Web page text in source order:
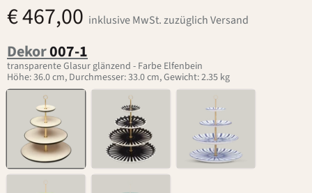
€ 467,00 inklusive MwSt. zuzüglich Versand
Dekor007-1
transparente Glasur glänzend - Farbe Elfenbein
Höhe: 36.0 cm, Durchmesser: 33.0 cm, Gewicht: 2.35 kg